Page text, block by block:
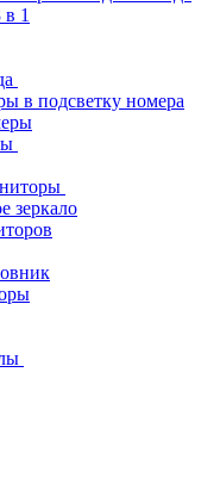
1
в подсветку номера
зеркало